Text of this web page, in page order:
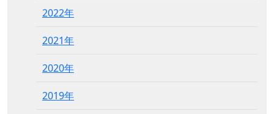
2022年
2021年
2020年
2019年